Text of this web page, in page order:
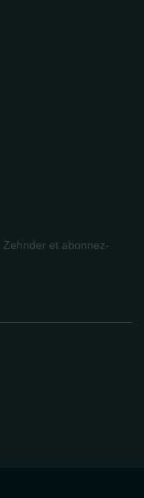
et abonnez-